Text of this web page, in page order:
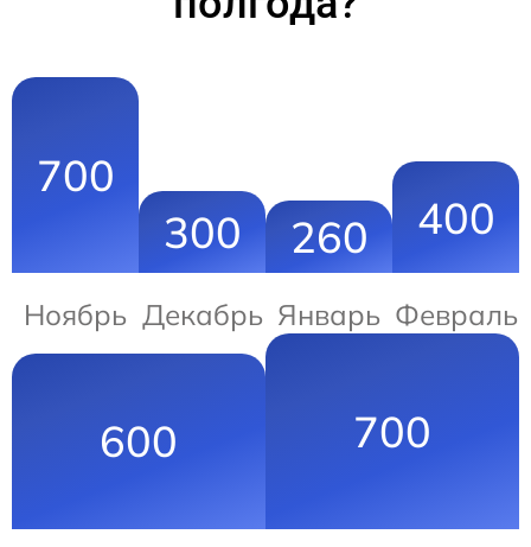
700
Ноябрь
300
Декабрь
260
Январь
400
Февраль
600 700